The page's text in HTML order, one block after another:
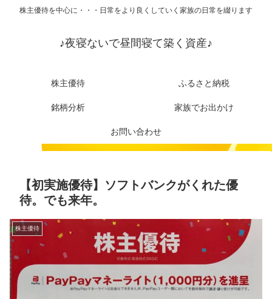
株主優待を中心に・・・日常をより良くしていく家族の日常を綴ります
♪夜寝ないで昼間寝て築く資産♪
株主優待 ふるさと納税
銘柄分析 家族でお出かけ
お問い合わせ
【初実施優待】ソフトバンクがくれた優
待。でも来年。
株主優待